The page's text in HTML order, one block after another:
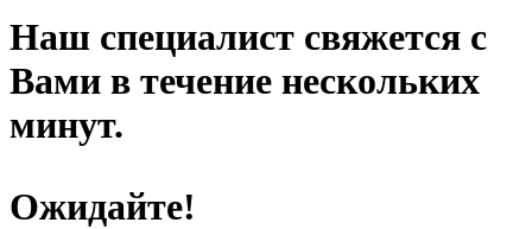
Наш специалист свяжется с
Вами в течение нескольких
минут.
Ожидайте!